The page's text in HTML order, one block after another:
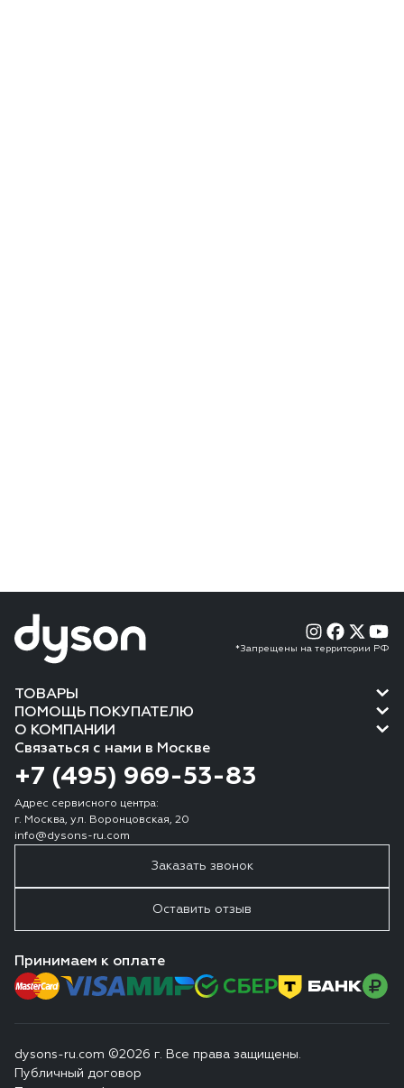
*Запрещены на территории РФ
ТОВАРЫ
ПОМОЩЬ ПОКУПАТЕЛЮ
О КОМПАНИИ
Связаться с нами в Москве
+7 (495) 969-53-83
Адрес сервисного центра:
г. Москва, ул. Воронцовская, 20
info@dysons-ru.com
Заказать звонок
Оставить отзыв
Принимаем к оплате
dysons-ru.com ©2026 г. Все права защищены.
Публичный договор